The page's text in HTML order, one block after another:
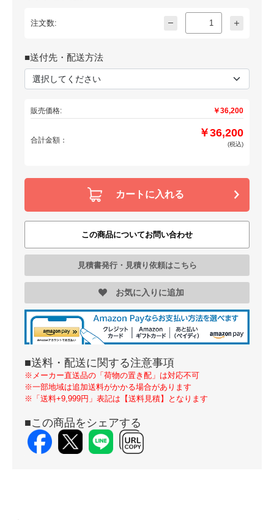
注文数:
■送付先・配送方法
販売価格: ￥36,200
合計金額：
￥36,200
(税込)
カートに入れる
この商品についてお問い合わせ
見積書発行・見積り依頼はこちら
お気に入りに追加
■送料・配送に関する注意事項
※メーカー直送品の「荷物の置き配」は対応不可
※一部地域は追加送料がかかる場合があります
※「送料+9,999円」表記は【送料見積】となります
■この商品をシェアする